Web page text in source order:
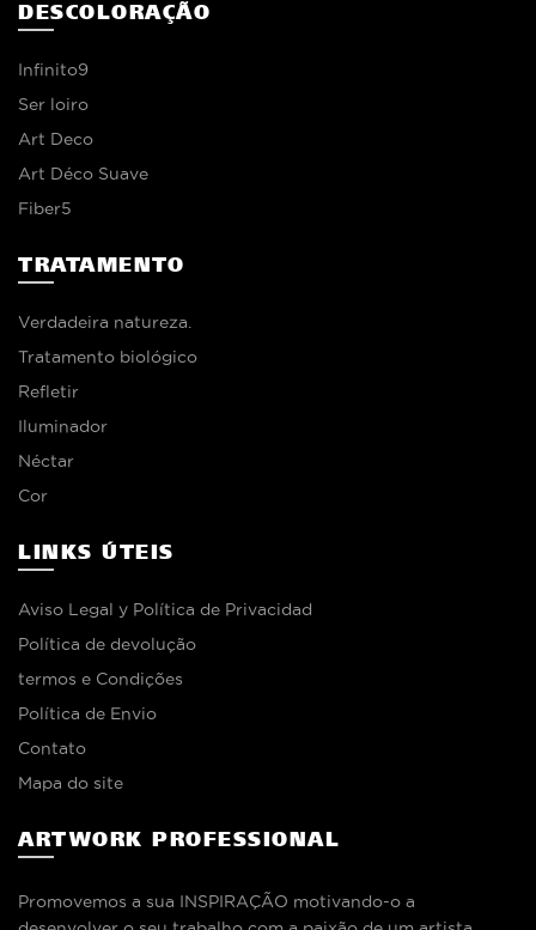
DESCOLORAÇÃO
Infinito9
Ser loiro
Art Deco
Art Déco Suave
Fiber5
TRATAMENTO
Verdadeira natureza.
Tratamento biológico
Refletir
Iluminador
Néctar
Cor
LINKS ÚTEIS
Aviso Legal y Política de Privacidad
Política de devolução
termos e Condições
Política de Envio
Contato
Mapa do site
ARTWORK PROFESSIONAL
Promovemos a sua INSPIRAÇÃO motivando-o a